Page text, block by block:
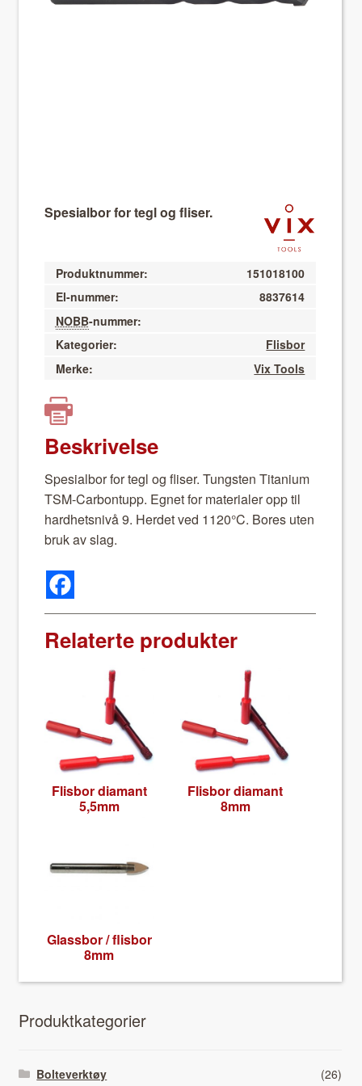
Spesialbor for tegl og fliser.
Produktnummer:
151018100
El-nummer:
8837614
NOBB-nummer:
Kategorier:
Flisbor
Merke:
Vix Tools
Beskrivelse
Spe­sial­bor for tegl og flis­er. Tung­sten Tita­ni­um
TSM-Car­bon­tupp. Egnet for mate­ri­aler opp til
hard­het­snivå 9. Herdet ved 1120°C. Bores uten
bruk av slag.
Relaterte produkter
Flis­bor dia­mant
5,5mm
Flis­bor dia­mant
8mm
Glass­bor / flis­bor
8mm
Pro­duk­tkat­e­gori­er
Bolteverktøy (26)